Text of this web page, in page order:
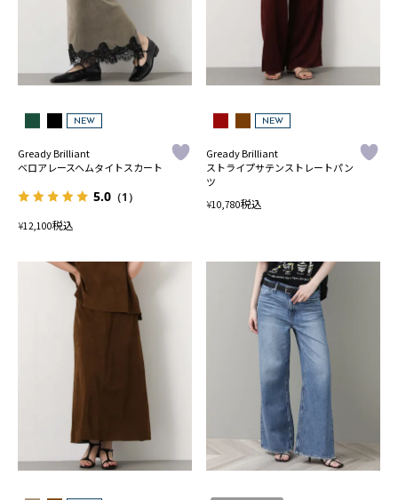
NEW
Gready Brilliant
ベロアレースヘムタイトスカート
5.0 （1）
¥12,100税込
NEW
Gready Brilliant
ストライプサテンストレートパン
ツ
¥10,780税込